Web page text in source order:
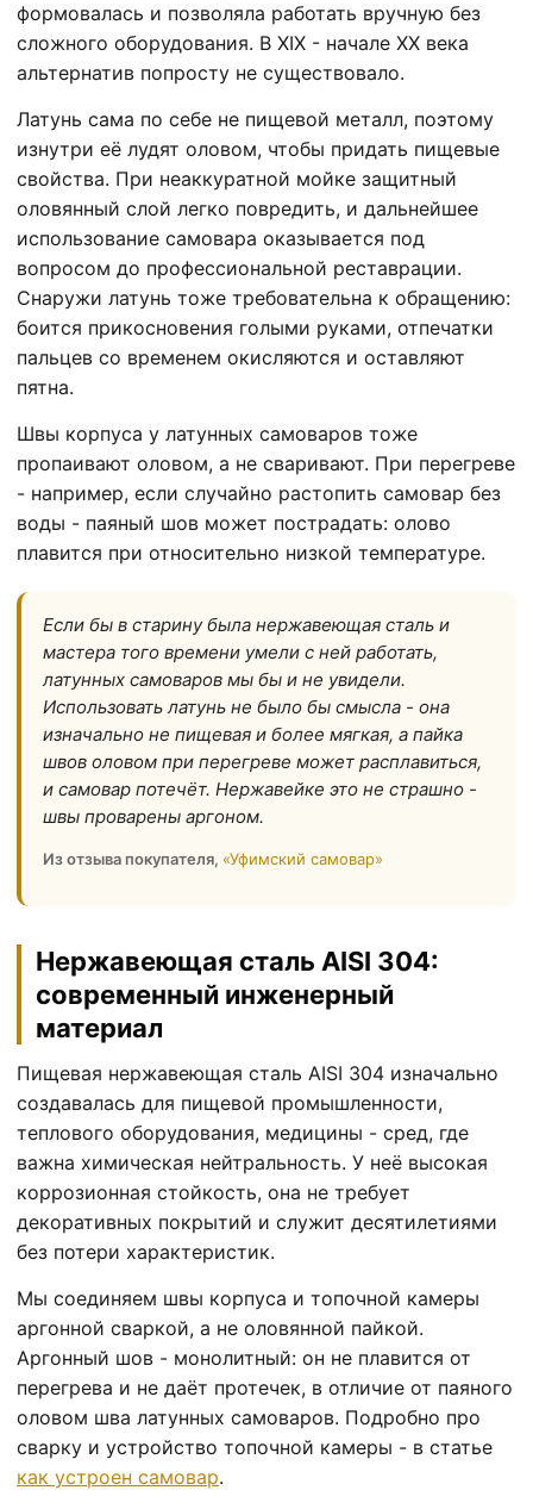
формовалась и позволяла работать вручную без
сложного оборудования. В XIX - начале XX века
альтернатив попросту не существовало.
Латунь сама по себе не пищевой металл, поэтому
изнутри её лудят оловом, чтобы придать пищевые
свойства. При неаккуратной мойке защитный
оловянный слой легко повредить, и дальнейшее
использование самовара оказывается под
вопросом до профессиональной реставрации.
Снаружи латунь тоже требовательна к обращению:
боится прикосновения голыми руками, отпечатки
пальцев со временем окисляются и оставляют
пятна.
Швы корпуса у латунных самоваров тоже
пропаивают оловом, а не сваривают. При перегреве
- например, если случайно растопить самовар без
воды - паяный шов может пострадать: олово
плавится при относительно низкой температуре.
Если бы в старину была нержавеющая сталь и
мастера того времени умели с ней работать,
латунных самоваров мы бы и не увидели.
Использовать латунь не было бы смысла - она
изначально не пищевая и более мягкая, а пайка
швов оловом при перегреве может расплавиться,
и самовар потечёт. Нержавейке это не страшно -
швы проварены аргоном.
Из отзыва покупателя, «Уфимский самовар»
Нержавеющая сталь AISI 304:
современный инженерный
материал
Пищевая нержавеющая сталь AISI 304 изначально
создавалась для пищевой промышленности,
теплового оборудования, медицины - сред, где
важна химическая нейтральность. У неё высокая
коррозионная стойкость, она не требует
декоративных покрытий и служит десятилетиями
без потери характеристик.
Мы соединяем швы корпуса и топочной камеры
аргонной сваркой, а не оловянной пайкой.
Аргонный шов - монолитный: он не плавится от
перегрева и не даёт протечек, в отличие от паяного
оловом шва латунных самоваров. Подробно про
сварку и устройство топочной камеры - в статье
как устроен самовар.